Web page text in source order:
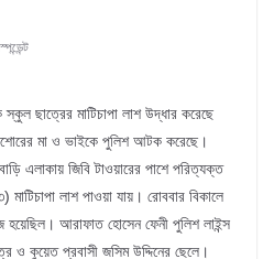
ছাত্রের মাটিচাপা লাশ উদ্ধার করেছে
মা ও ভাইকে পুলিশ আটক করেছে।
এলাকায় জিবি টাওয়ারের পাশে পরিত্যক্ত
লাশ পাওয়া যায়। রোববার বিকালে
আরাফাত হোসেন ফেনী পুলিশ লাইন্স
ও কুয়েত প্রবাসী জসিম উদ্দিনের ছেলে।